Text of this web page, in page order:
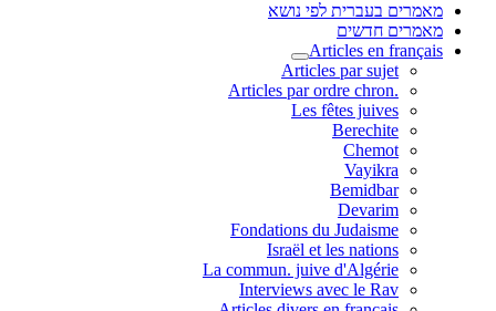
מאמרים בעברית לפי נושא
מאמרים חדשים
Articles en français
Articles par sujet
.Articles par ordre chron
Les fêtes juives
Berechite
Chemot
Vayikra
Bemidbar
Devarim
Fondations du Judaisme
Israël et les nations
La commun. juive d'Algérie
Interviews avec le Rav